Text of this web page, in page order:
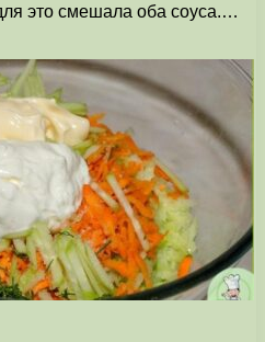
это смешала оба соуса.…